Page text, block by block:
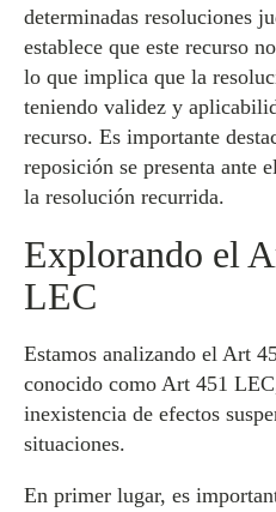
determinadas resoluciones
establece que este recurso
lo que implica que la
teniendo validez y
recurso. Es importante
reposición se presenta ante
la resolución recurrida.
Explorando el
LEC
Estamos analizando el Art
conocido como Art 451
inexistencia de efectos
situaciones.
En primer lugar, es